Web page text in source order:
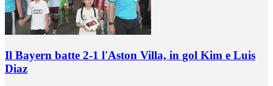
Il Bayern batte 2-1 l'Aston Villa, in gol Kim e Luis
Diaz